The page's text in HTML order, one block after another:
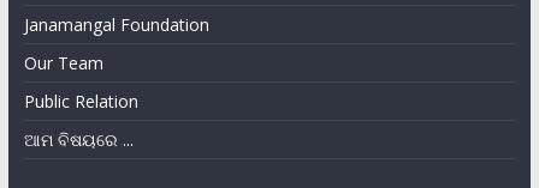
Janamangal Foundation
Our Team
Public Relation
ଆମ ବିଷୟରେ ...